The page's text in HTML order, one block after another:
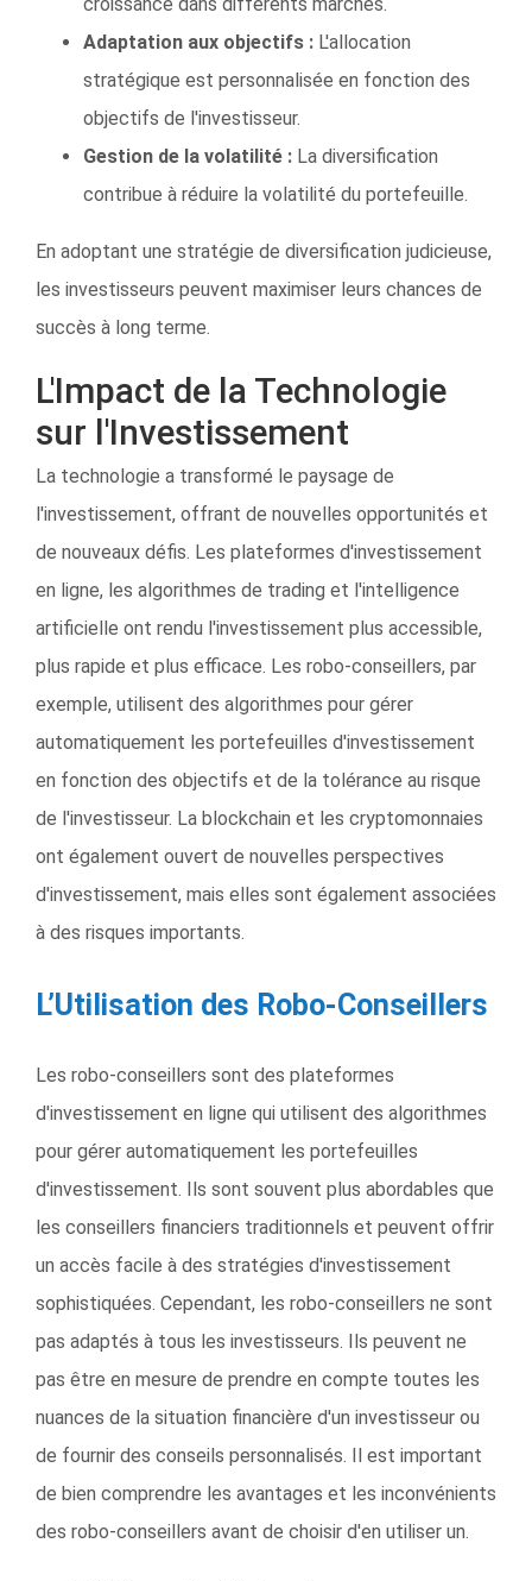
Adaptation aux objectifs : L'allocation
stratégique est personnalisée en fonction des
objectifs de l'investisseur.
Gestion de la volatilité : La diversification
contribue à réduire la volatilité du portefeuille.
En adoptant une stratégie de diversification judicieuse,
les investisseurs peuvent maximiser leurs chances de
succès à long terme.
L'Impact de la Technologie
sur l'Investissement
La technologie a transformé le paysage de
l'investissement, offrant de nouvelles opportunités et
de nouveaux défis. Les plateformes d'investissement
en ligne, les algorithmes de trading et l'intelligence
artificielle ont rendu l'investissement plus accessible,
plus rapide et plus efficace. Les robo-conseillers, par
exemple, utilisent des algorithmes pour gérer
automatiquement les portefeuilles d'investissement
en fonction des objectifs et de la tolérance au risque
de l'investisseur. La blockchain et les cryptomonnaies
ont également ouvert de nouvelles perspectives
d'investissement, mais elles sont également associées
à des risques importants.
L’Utilisation des Robo-Conseillers
Les robo-conseillers sont des plateformes
d'investissement en ligne qui utilisent des algorithmes
pour gérer automatiquement les portefeuilles
d'investissement. Ils sont souvent plus abordables que
les conseillers financiers traditionnels et peuvent offrir
un accès facile à des stratégies d'investissement
sophistiquées. Cependant, les robo-conseillers ne sont
pas adaptés à tous les investisseurs. Ils peuvent ne
pas être en mesure de prendre en compte toutes les
nuances de la situation financière d'un investisseur ou
de fournir des conseils personnalisés. Il est important
de bien comprendre les avantages et les inconvénients
des robo-conseillers avant de choisir d'en utiliser un.